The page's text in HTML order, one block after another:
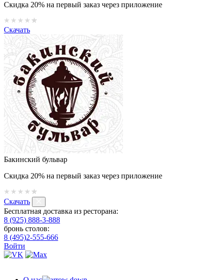
Скидка 20% на первый заказ через приложение
Скачать
Бакинский бульвар
Скидка 20% на первый заказ через приложение
Скачать
Бесплатная доставка из ресторана:
8 (925) 888-3-888
бронь столов:
8 (495)2-555-666
Войти